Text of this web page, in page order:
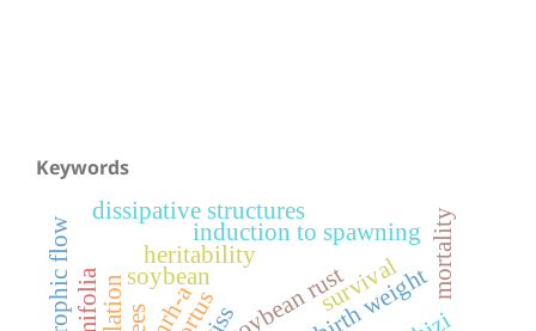
Keywords
soybean soybean rust
heritability
induction to spawning
gnrh-a
trophic flow
dissipative structures mortality
survival
birth weight